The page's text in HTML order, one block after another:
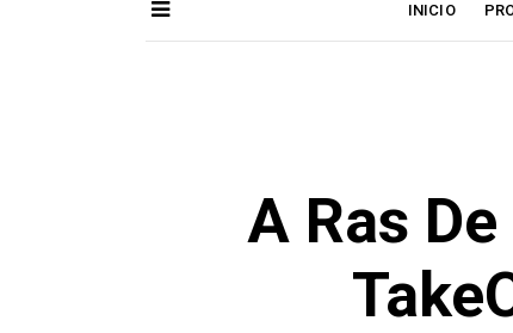
INICIO
A Ras